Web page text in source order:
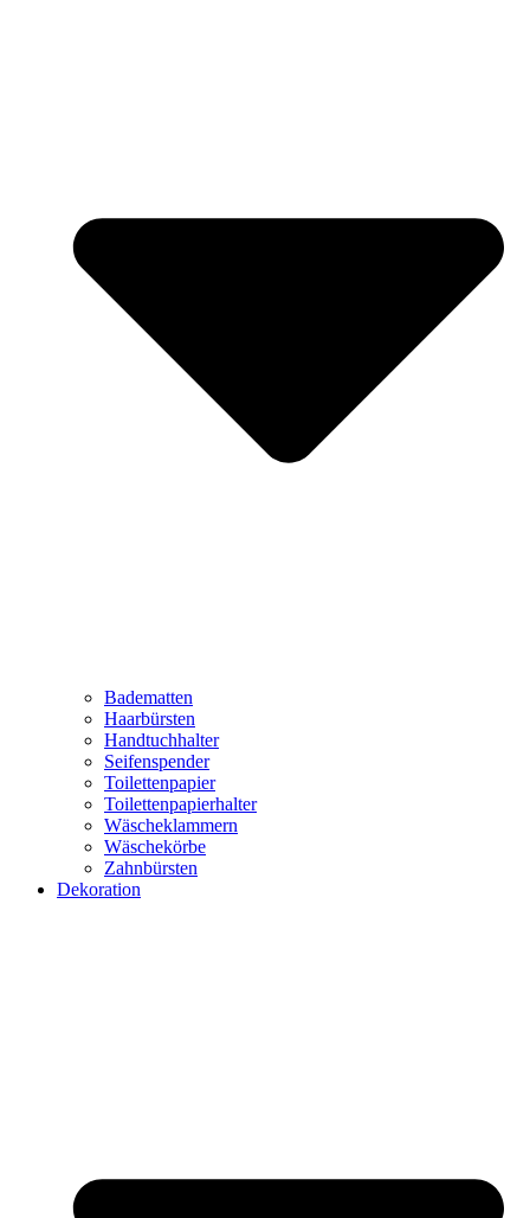
Badematten
Haarbürsten
Handtuchhalter
Seifenspender
Toilettenpapier
Toilettenpapierhalter
Wäscheklammern
Wäschekörbe
Zahnbürsten
Dekoration